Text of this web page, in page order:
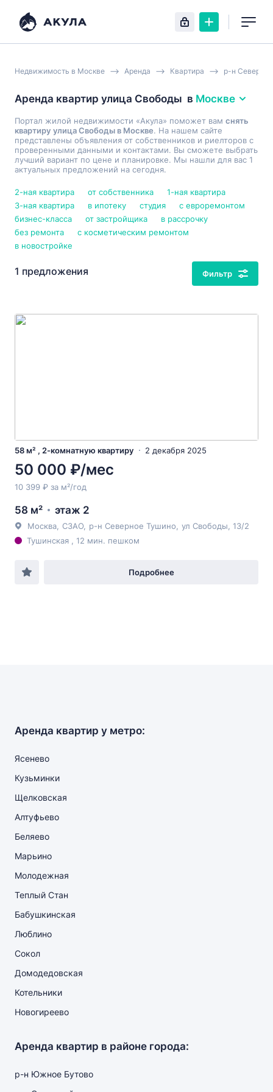
Недвижимость в Москве Аренда Квартира р-н
Аренда квартир улица Свободы в Москве
Портал жилой недвижимости «Акула» поможет вам снять
квартиру улица Свободы в Москве. На нашем сайте
представлены объявления от собственников и риелторов с
проверенными данными и контактами. Вы сможете выбрать
лучший вариант по цене и планировке. Мы нашли для вас 1
актуальных предложений на сегодня.
2-ная квартира от собственника
1-ная квартира
3-ная квартира
в ипотеку студия
с евроремонтом
бизнес-класса
от застройщика
в рассрочку
без ремонта
с косметическим ремонтом
в новостройке
1 предложения Фильтр
58 м² , 2-комнатную квартиру 2 декабря 2025
50 000 ₽/мес
10 399 ₽ за м²/год
58 м² этаж 2
Москва СЗАО р-н Северное Тушино ул Свободы , 13/2
Тушинская , 12 мин. пешком
Подробнее
Аренда квартир у метро:
Ясенево
Кузьминки
Щелковская
Алтуфьево
Беляево
Марьино
Молодежная
Теплый Стан
Бабушкинская
Люблино
Сокол
Домодедовская
Котельники
Новогиреево
Аренда квартир в районе города:
р-н Южное Бутово